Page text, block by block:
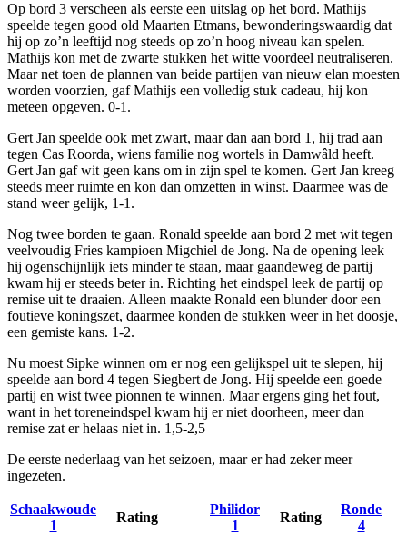
Op bord 3 verscheen als eerste een uitslag op het bord. Mathijs
speelde tegen good old Maarten Etmans, bewonderingswaardig dat
hij op zo’n leeftijd nog steeds op zo’n hoog niveau kan spelen.
Mathijs kon met de zwarte stukken het witte voordeel neutraliseren.
Maar net toen de plannen van beide partijen van nieuw elan moesten
worden voorzien, gaf Mathijs een volledig stuk cadeau, hij kon
meteen opgeven. 0-1.
Gert Jan speelde ook met zwart, maar dan aan bord 1, hij trad aan
tegen Cas Roorda, wiens familie nog wortels in Damwâld heeft.
Gert Jan gaf wit geen kans om in zijn spel te komen. Gert Jan kreeg
steeds meer ruimte en kon dan omzetten in winst. Daarmee was de
stand weer gelijk, 1-1.
Nog twee borden te gaan. Ronald speelde aan bord 2 met wit tegen
veelvoudig Fries kampioen Migchiel de Jong. Na de opening leek
hij ogenschijnlijk iets minder te staan, maar gaandeweg de partij
kwam hij er steeds beter in. Richting het eindspel leek de partij op
remise uit te draaien. Alleen maakte Ronald een blunder door een
foutieve koningszet, daarmee konden de stukken weer in het doosje,
een gemiste kans. 1-2.
Nu moest Sipke winnen om er nog een gelijkspel uit te slepen, hij
speelde aan bord 4 tegen Siegbert de Jong. Hij speelde een goede
partij en wist twee pionnen te winnen. Maar ergens ging het fout,
want in het toreneindspel kwam hij er niet doorheen, meer dan
remise zat er helaas niet in. 1,5-2,5
De eerste nederlaag van het seizoen, maar er had zeker meer
ingezeten.
Schaakwoude
1
Rating
Philidor
1
Rating
Ronde
4